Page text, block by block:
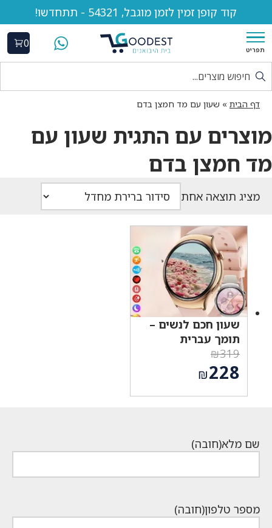
קוד קופן זמין לזמן מוגבל, 54321 - תתחדשו!
תפריט
0
דף הבית » שעון עם מד חמצן בדם
מוצרים עם התגית שעון עם
מד חמצן בדם
מציג תוצאה אחת
שעון חכם לנשים –
תומך עברית
₪319
המחיר
המקורי
היה:
₪228
שם מלא(חובה)
מספר טלפון(חובה)